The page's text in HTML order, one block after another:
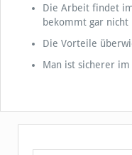
Die Arbeit findet
bekommt gar
Die Vorteile
Man ist sicherer